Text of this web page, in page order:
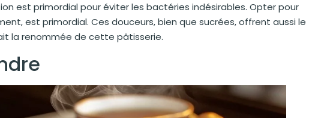
est primordial pour éviter les bactéries indésirables. Opter pour
est primordial. Ces douceurs, bien que sucrées, offrent aussi le
la renommée de cette pâtisserie.